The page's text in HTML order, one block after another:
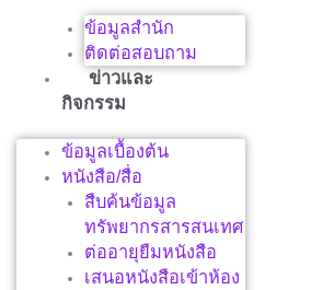
ข้อมูลสำนัก
ติดต่อสอบถาม
ข่าวและ
กิจกรรม
ข้อมูลเบื้องต้น
หนังสือ/สื่อ
สืบค้นข้อมูล
ทรัพยากรสารสนเทศ
ต่ออายุยืมหนังสือ
เสนอหนังสือเข้าห้อง